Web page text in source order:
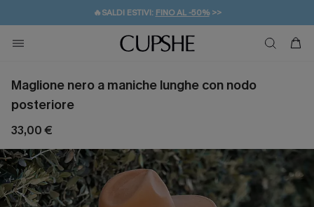
🔥SALDI ESTIVI: FINO AL -50%>>
🚚SPEDIZIONE GRATUITA DA 49€
💌REGALO PER I NUOVI: 20% DI SCONTO*
Maglione nero a maniche lunghe con nodo
posteriore
33,00 €